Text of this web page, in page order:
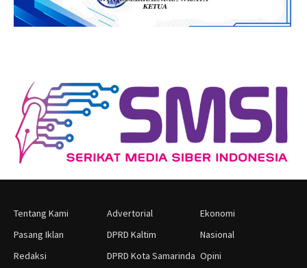
Tentang Kami
Pasang Iklan
Redaksi
Advertorial
DPRD Kaltim
DPRD Kota Samarinda
Ekonomi
Nasional
Opini